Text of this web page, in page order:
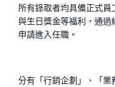
所有錄取者均具備正式
與生日獎金等福利，通
申請進入任職。
分有「行銷企劃」、「